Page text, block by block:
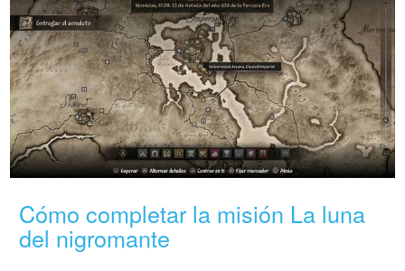
Cómo completar la misión La luna
del nigromante